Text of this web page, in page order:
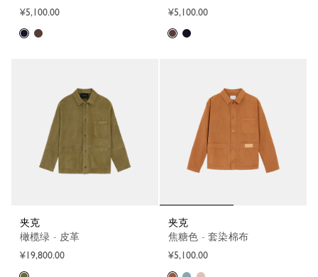
¥5,100.00
¥5,100.00
夹克
橄榄绿 - 皮革
¥19,800.00
夹克
焦糖色 - 套染棉布
¥5,100.00